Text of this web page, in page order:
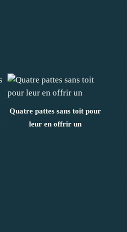
Quatre pattes sans toit pour
leur en offrir un